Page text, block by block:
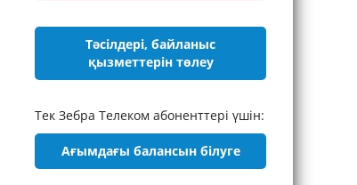
Тәсілдері, байланыс
қызметтерін төлеу
Тек Зебра Телеком абоненттері үшін:
Ағымдағы балансын білуге